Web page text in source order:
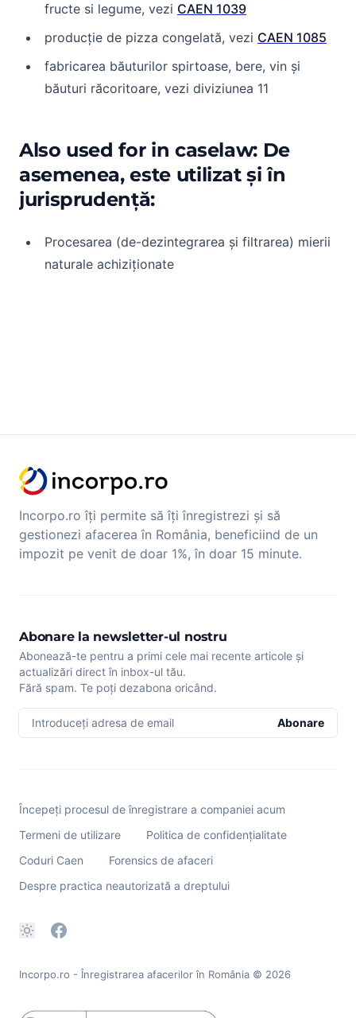
fructe si legume, vezi CAEN 1039
producție de pizza congelată, vezi CAEN 1085
fabricarea băuturilor spirtoase, bere, vin și
băuturi răcoritoare, vezi diviziunea 11
Also used for in caselaw: De
asemenea, este utilizat și în
jurisprudență:
Procesarea (de-dezintegrarea și filtrarea) mierii
naturale achiziționate
Incorpo.ro îți permite să îți înregistrezi și să
gestionezi afacerea în România, beneficiind de un
impozit pe venit de doar 1%, în doar 15 minute.
Abonare la newsletter-ul nostru
Abonează-te pentru a primi cele mai recente articole și
actualizări direct în inbox-ul tău.
Fără spam. Te poți dezabona oricând.
Introduceți adresa de email Abonare
Începeți procesul de înregistrare a companiei acum
Termeni de utilizare
Politica de confidențialitate
Coduri Caen
Forensics de afaceri
Despre practica neautorizată a dreptului
Incorpo.ro - Înregistrarea afacerilor în România © 2026